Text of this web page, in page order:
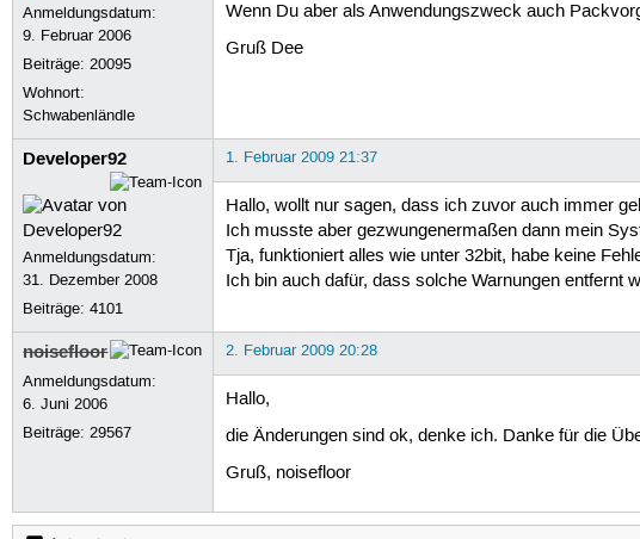
Anmeldungsdatum:
9. Februar 2006
Beiträge:20095
Wohnort:
Schwabenländle
Wenn Du aber als Anwendungszweck auch
Gruß Dee
Developer92
Anmeldungsdatum:
31. Dezember 2008
Beiträge:4101
1. Februar 2009 21:37
Hallo, wollt nur sagen, dass ich zuvor auch immer
Ich musste aber gezwungenermaßen dann mein
Tja, funktioniert alles wie unter 32bit, habe keine
Ich bin auch dafür, dass solche Warnungen entfernt
noisefloor
Anmeldungsdatum:
6. Juni 2006
Beiträge:29567
2. Februar 2009 20:28
Hallo,
die Änderungen sind ok, denke ich. Danke für die
Gruß, noisefloor